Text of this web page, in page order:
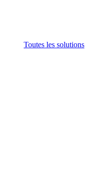
Toutes les solutions